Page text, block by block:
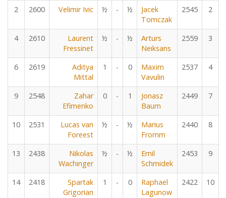
2 2600 Velimir Ivic ½ - ½
Jacek
Tomczak
2545 2
4 2610
Laurent
Fressinet
½ - ½
Arturs
Neiksans
2559 3
6 2619
Aditya
Mittal
1 - 0
Maxim
Vavulin
2537 4
9 2548
Zahar
Efimenko
0 - 1
Jonasz
Baum
2449 7
10 2531
Lucas van
Foreest
½ - ½
Marius
Fromm
2440 8
13 2438
Nikolas
Wachinger
½ - ½
Emil
Schmidek
2453 9
14 2418
Spartak
Grigorian
1 - 0
Raphael
Lagunow
2422 10